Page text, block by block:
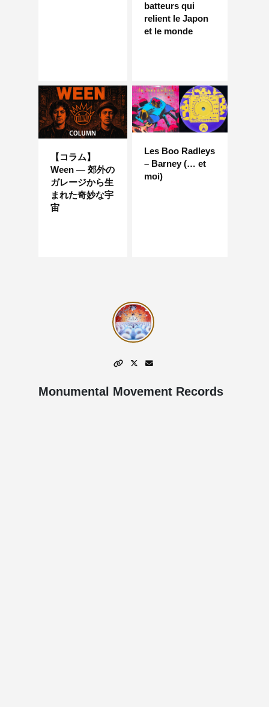
batteurs qui
relient le Japon
et le monde
【コラム】
Ween — 郊外の
ガレージから生
まれた奇妙な宇
宙
Les Boo Radleys
– Barney (… et
moi)
Monumental Movement Records